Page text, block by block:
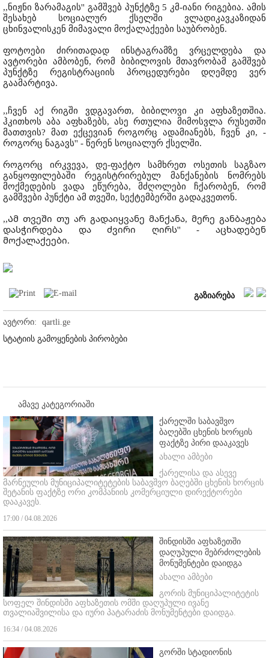
,,ნიჟნი ზარამაგის'' გამშვებ პუნქტზე 5 კმ-იანი რიგებია. ამის
შესახებ სოციალურ ქსელში ვლადიკავკაზიდან
ცხინვალისკენ მიმავალი მოქალაქეები საუბრობენ.
ფოტოები ძირითადად ინსტაგრამზე ვრცელდება და
ავტორები ამბობენ, რომ ბიბილოვის მთავრობამ გამშვებ
პუნქტზე რეგისტრაციის პროცედურები დღემდე ვერ
გაამარტივა.
,,ჩვენ აქ რიგში ვდგავართ, ბიბილოვი კი აფხაზეთშია.
ჰკითხოს აბა აფხაზებს, ასე რთულია მიმოსვლა რუსეთში
მათთვის? მათ ექცევიან როგორც ადამიანებს, ჩვენ კი, -
როგორც ნაგავს'' - წერენ სოციალურ ქსელში.
როგორც ირკვევა, დე-ფაქტო სამხრეთ ოსეთის საგზაო
განყოფილებაში რეგისტრირებულ მანქანების ნომრებს
მოქმედების ვადა ეწურება, მძღოლები ჩქარობენ, რომ
გამშვები პუნქტი ამ თვეში, სექტემბერში გადაკვეთონ.
,,Ამ თვეში თუ არ გადაიყვანე მანქანა, მერე განბაჟება
დასჭირდება და ძვირი ღირს'' - აცხადებენ
მოქალაქეები.
გაზიარება
ავტორი:
qartli.ge
სტატიის გამოყენების პირობები
ამავე კატეგორიაში
ქარელში საბავშვო
ბაღებში ცხენის ხორცის
ფაქტზე პირი დააკავეს
ახალი ამბები
ქარელისა და ასევე
მარნეულის მუნიციპალიტეტების საბავშვო ბაღებში ცხენის ხორცის
შეტანის ფაქტზე ორი კომპანიის კომერციული დირექტორები
დააკავეს.
17:00 / 04.08.2026
შინდისში აფხაზეთში
დაღუპული მებრძოლების
მონუმენტები დაიდგა
ახალი ამბები
გორის მუნიციპალიტეტის
სოფელ შინდისში აფხაზეთის ომში დაღუპული ივანე
თვალიაშვილისა და იური პატარაძის მონუმენტები დაიდგა.
16:34 / 04.08.2026
გორში სტადიონის